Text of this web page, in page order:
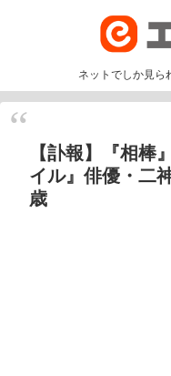
ネットでしか見ら
【訃報】『相棒
イル』俳優・二
歳